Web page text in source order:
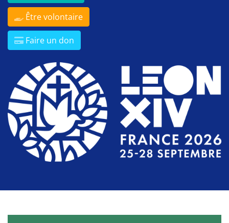
Être volontaire
Faire un don